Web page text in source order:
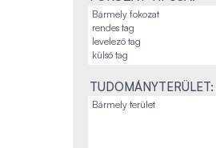
TUDOMÁNYTERÜLET: